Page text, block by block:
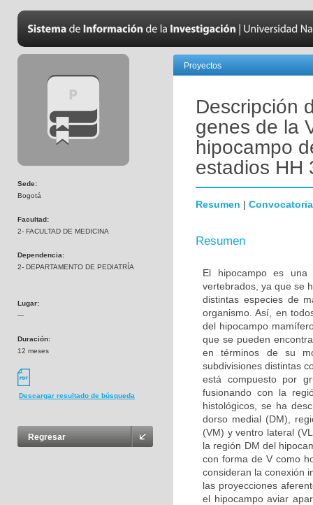
Sede:
Bogotá
Facultad:
2- FACULTAD DE MEDICINA
Dependencia:
2- DEPARTAMENTO DE PEDIATRÍA
Lugar:
---
Duración:
12 meses
Descargar resultado de búsqueda
Regresar
Proyectos
Descripción
genes de la
hipocampo
estadios HH
Resumen | Convocatoria
Resumen
El hipocampo es una
vertebrados, ya que se
distintas especies de
organismo. Así, en
del hipocampo
que se pueden
en términos de su
subdivisiones distintas
está compuesto por
fusionando con la
histológicos, se ha
dorso medial (DM),
(VM) y ventro lateral
la región DM del
con forma de V como
consideran la conexión
las proyecciones
el hipocampo aviar